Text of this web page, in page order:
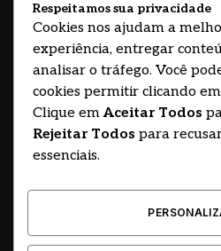
Respeitamos sua privacidade
Cookies nos ajudam a
experiência, entregar
analisar o tráfego. Você
cookies permitir clicando em
Clique em Aceitar Todos
Rejeitar Todos para
essenciais.